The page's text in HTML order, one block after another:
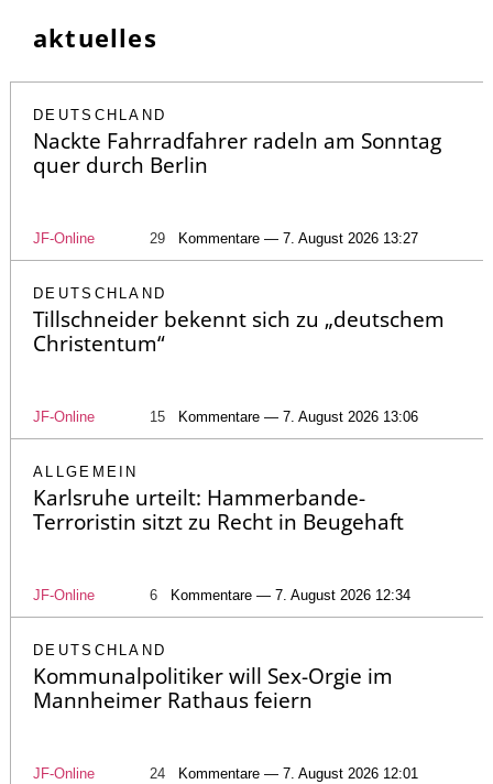
aktuelles
DEUTSCHLAND
Nackte Fahrradfahrer radeln am Sonntag
quer durch Berlin
JF-Online 29 Kommentare — 7. August 2026 13:27
DEUTSCHLAND
Tillschneider bekennt sich zu „deutschem
Christentum“
JF-Online 15 Kommentare — 7. August 2026 13:06
ALLGEMEIN
Karlsruhe urteilt: Hammerbande-
Terroristin sitzt zu Recht in Beugehaft
JF-Online 6 Kommentare — 7. August 2026 12:34
DEUTSCHLAND
Kommunalpolitiker will Sex-Orgie im
Mannheimer Rathaus feiern
JF-Online 24 Kommentare — 7. August 2026 12:01